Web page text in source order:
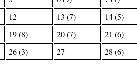
12 13 (7)
14 (5)
19 (8) 20 (7)
21 (6)
26 (3) 27 28 (6)